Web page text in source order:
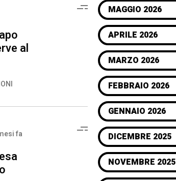
al
fa
MAGGIO 2026
APRILE 2026
MARZO 2026
FEBBRAIO 2026
GENNAIO 2026
DICEMBRE 2025
NOVEMBRE 2025